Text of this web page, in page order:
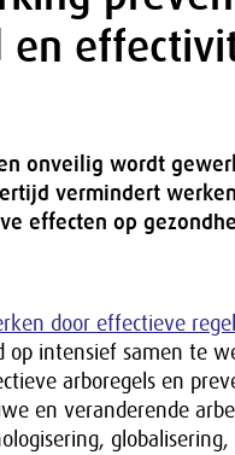
en
onveilig wordt
vermindert
effecten op
door effectieve
op intensief samen te
arboregels en
en veranderende